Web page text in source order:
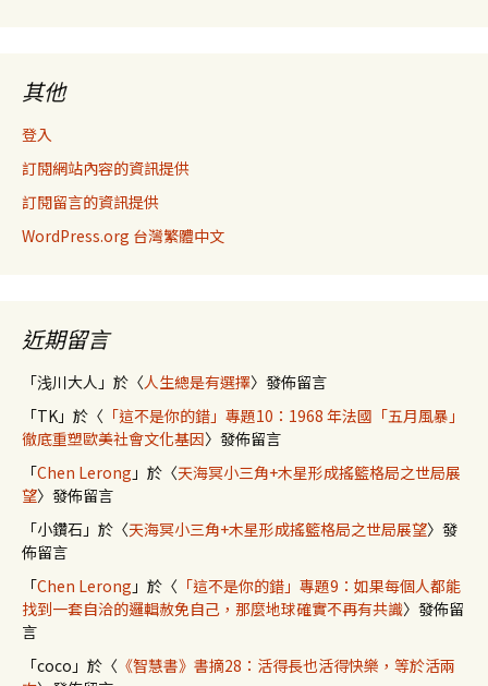
其他
登入
訂閱網站內容的資訊提供
訂閱留言的資訊提供
WordPress.org 台灣繁體中文
近期留言
「浅川大人 」於〈人生總是有選擇〉發佈留言
「TK 」於〈 「這不是你的錯」專題10：1968 年法國「五月風暴」
徹底重塑歐美社會文化基因〉發佈留言
「Chen Lerong 」於〈天海冥小三角+木星形成搖籃格局之世局展
望〉發佈留言
「小鑽石 」於〈天海冥小三角+木星形成搖籃格局之世局展望〉發
佈留言
「Chen Lerong 」於〈 「這不是你的錯」專題9：如果每個人都能
找到一套自洽的邏輯赦免自己，那麼地球確實不再有共識〉發佈留
言
「coco 」於〈 《智慧書》書摘28：活得長也活得快樂，等於活兩